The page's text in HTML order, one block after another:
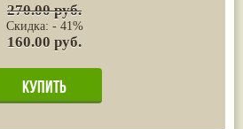
270.00 руб.
Скидка: - 41%
160.00 руб.